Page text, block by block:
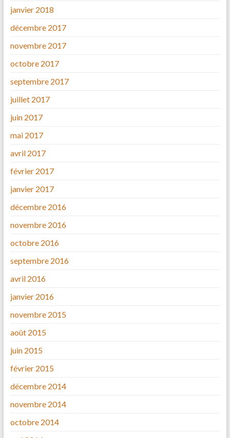
janvier 2018
décembre 2017
novembre 2017
octobre 2017
septembre 2017
juillet 2017
juin 2017
mai 2017
avril 2017
février 2017
janvier 2017
décembre 2016
novembre 2016
octobre 2016
septembre 2016
avril 2016
janvier 2016
novembre 2015
août 2015
juin 2015
février 2015
décembre 2014
novembre 2014
octobre 2014